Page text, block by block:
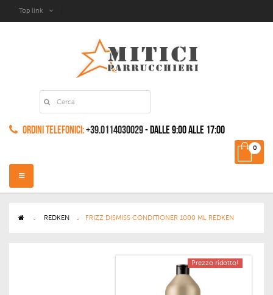
Top link
Ordini Telefonici:+39.0114030029- dalle 9:00 alle 17:00
0
Navigazione
Toggle
> REDKEN > FRIZZ DISMISS CONDITIONER 1000 ML REDKEN
Prezzo ridotto!